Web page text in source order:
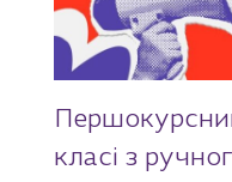
класі з